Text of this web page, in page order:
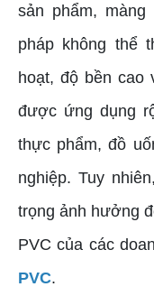
sản phẩm,
pháp không thể
hoạt, độ bền cao
được ứng dụng
thực phẩm, đồ
nghiệp. Tuy
trọng ảnh hưởng
PVC của các
PVC.